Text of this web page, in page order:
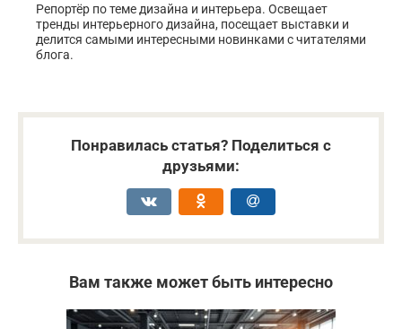
Репортёр по теме дизайна и интерьера. Освещает
тренды интерьерного дизайна, посещает выставки и
делится самыми интересными новинками с читателями
блога.
Понравилась статья? Поделиться с
друзьями:
Вам также может быть интересно